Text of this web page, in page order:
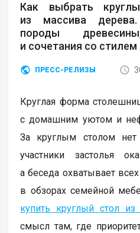
Как выбрать
из массива
породы
и сочетания со стилем
ПРЕСС-РЕЛИЗЫ
Круглая форма
с домашним уютом и
За круглым столом нет
участники застолья
а беседа охватывает
в обзорах семейной
купить круглый стол
смысл там, где